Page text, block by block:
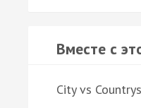
Вместе с
City vs